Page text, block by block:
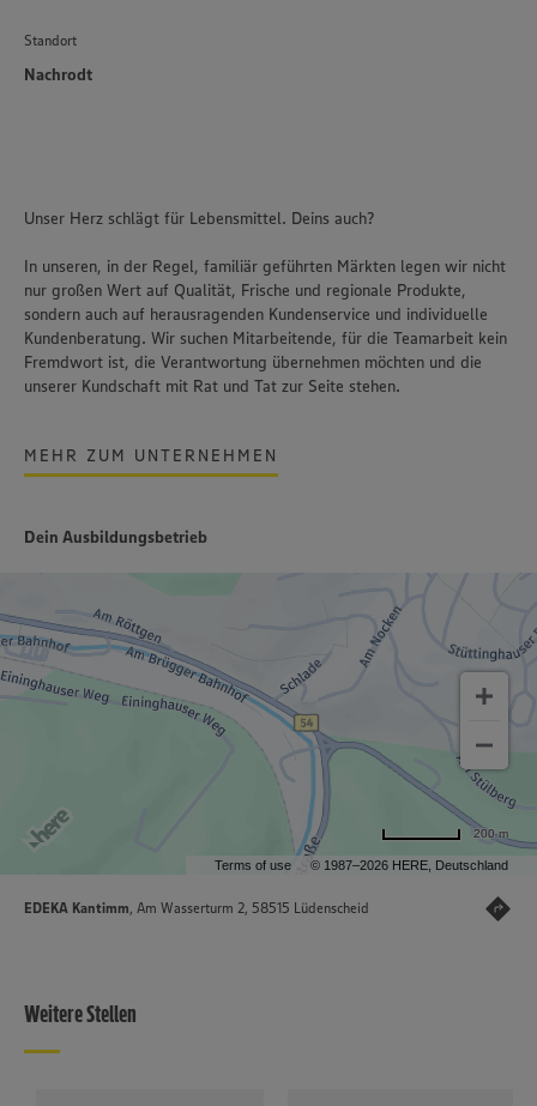
Standort
Nachrodt
Unser Herz schlägt für Lebensmittel. Deins auch?
In unseren, in der Regel, familiär geführten Märkten legen wir nicht
nur großen Wert auf Qualität, Frische und regionale Produkte,
sondern auch auf herausragenden Kundenservice und individuelle
Kundenberatung. Wir suchen Mitarbeitende, für die Teamarbeit kein
Fremdwort ist, die Verantwortung übernehmen möchten und die
unserer Kundschaft mit Rat und Tat zur Seite stehen.
MEHR ZUM UNTERNEHMEN
Dein Ausbildungsbetrieb
Terms of use © 1987–2026 HERE, Deutschland
200 m
EDEKA Kantimm, Am Wasserturm 2, 58515 Lüdenscheid
Weitere Stellen